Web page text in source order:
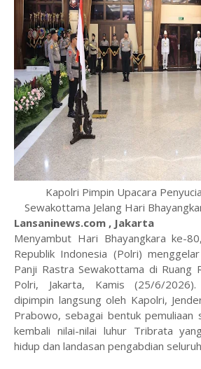
Kapolri Pimpin Upacara
Sewakottama Jelang Hari
Lansaninews.com , Jakarta
Menyambut Hari Bhayangkara ke-
Republik Indonesia (Polri)
Panji Rastra Sewakottama di Ruang
Polri, Jakarta, Kamis (25/6/
dipimpin langsung oleh Kapolri,
Prabowo, sebagai bentuk pemuliaan
kembali nilai-nilai luhur Tribrata
hidup dan landasan pengabdian